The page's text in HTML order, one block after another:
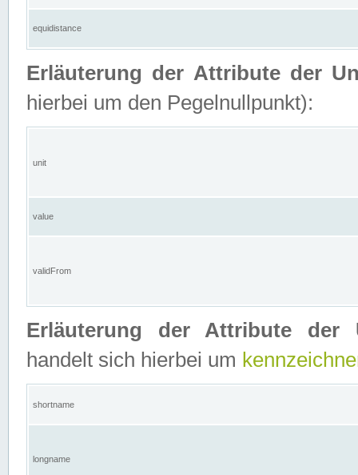
equidistance
Erläuterung der Attribute der
hierbei um den Pegelnullpunkt):
unit
value
validFrom
Erläuterung der Attribute der
handelt sich hierbei um
shortname
longname